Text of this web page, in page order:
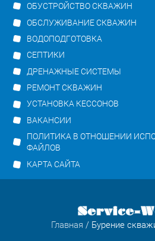
ОБУСТРОЙСТВО СКВАЖИН
ОБСЛУЖИВАНИЕ СКВАЖИН
ВОДОПОДГОТОВКА
СЕПТИКИ
ДРЕНАЖНЫЕ СИСТЕМЫ
РЕМОНТ СКВАЖИН
УСТАНОВКА КЕССОНОВ
ВАКАНСИИ
ПОЛИТИКА В ОТНОШЕНИИ
ФАЙЛОВ
КАРТА САЙТА
Главная / Бурение